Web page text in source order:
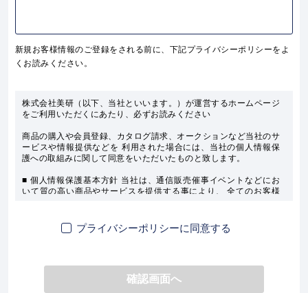
新規お客様情報のご登録をされる前に、下記プライバシーポリシーをよ
くお読みください。
株式会社美研（以下、当社といいます。）が運営するホームページ
をご利用いただくにあたり、必ずお読みください
商品の購入や会員登録、カタログ請求、オークションなど当社のサ
ービスや情報提供などを 利用された場合には、当社の個人情報保
護への取組みに関して同意をいただいたものと致します。
■ 個人情報保護基本方針 当社は、通信販売催事イベントなどにお
いて質の高い商品やサービスを提供する事により、 全てのお客様
そして、当社のこの事業目的を達成するために、お客様の個人情報
は必要不可欠なものであり、 当社の重要な情報資産です。当社
責任を認識し、保護に努めます。
■ 個人情報保護への取り組み 当社は以下の取決めに従いお客様の
プライバシーポリシーに同意する
確認画面へ